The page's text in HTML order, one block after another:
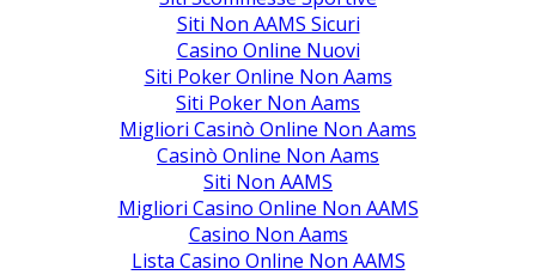
Siti Non AAMS Sicuri
Casino Online Nuovi
Siti Poker Online Non Aams
Siti Poker Non Aams
Migliori Casinò Online Non Aams
Casinò Online Non Aams
Siti Non AAMS
Migliori Casino Online Non AAMS
Casino Non Aams
Lista Casino Online Non AAMS